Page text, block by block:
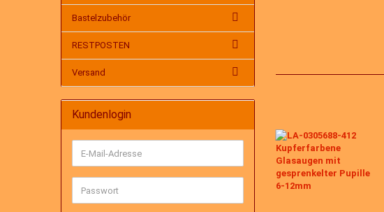
Bastelzubehör
RESTPOSTEN
Versand
Kundenlogin
E-
Mail-
Adresse
Passwort